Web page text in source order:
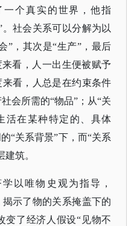
个真实的世界，他指
社会关系可以分解为以
”，其次是“生产”，最后
来看，人一出生便被赋予
看，人总是在约束条件
会所需的“物品”；从“关
活在某种特定的、具体
“关系背景”下，而“关系
筑。
以唯物史观为指导，
示了物的关系掩盖下的
变了经济人假设“见物不